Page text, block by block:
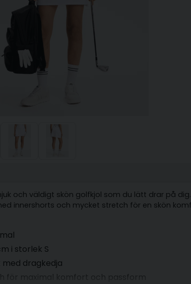
och väldigt skön golfkjol som du lätt drar på
innershorts och mycket stretch för en skön
i storlek S
med dragkedja
för maximal komfort och passform